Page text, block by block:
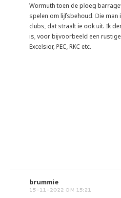
Wormuth toen de ploeg
spelen om lijfsbehoud. Die
clubs, dat straalt ie ook uit. Ik
is, voor bijvoorbeeld een
Excelsior, PEC, RKC etc.
brummie
15-11-2022 OM 15:21